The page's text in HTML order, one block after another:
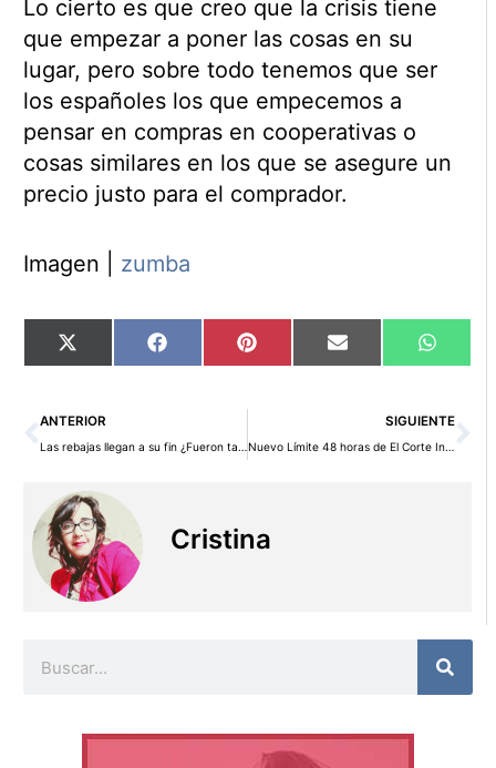
Lo cierto es que creo que la crisis tiene
que empezar a poner las cosas en su
lugar, pero sobre todo tenemos que ser
los españoles los que empecemos a
pensar en compras en cooperativas o
cosas similares en los que se asegure un
precio justo para el comprador.
Imagen | zumba
Compartir
en
X
(Twitter)
Compartir
en
Facebook Compartir
en
Pinterest Compartir
en
Email
en
Ant
ANTERIOR
Las rebajas llegan a su fin ¿Fueron tan buenas como parecían?
SIGUIENTE
Nuevo Límite 48 horas de El Corte Inglés
Cristina